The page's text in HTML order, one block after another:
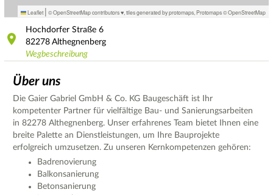
Leaflet | © OpenStreetMap contributors ♥, tiles generated by protomaps Protomaps©OpenStreetMap
Hochdorfer Straße 6
82278 Althegnenberg
Wegbeschreibung
Über uns
Die Gaier Gabriel GmbH & Co. KG Baugeschäft ist Ihr
kompetenter Partner für vielfältige Bau- und Sanierungsarbeiten
in 82278 Althegnenberg. Unser erfahrenes Team bietet Ihnen eine
breite Palette an Dienstleistungen, um Ihre Bauprojekte
erfolgreich umzusetzen. Zu unseren Kernkompetenzen gehören:
Badrenovierung
Balkonsanierung
Betonsanierung